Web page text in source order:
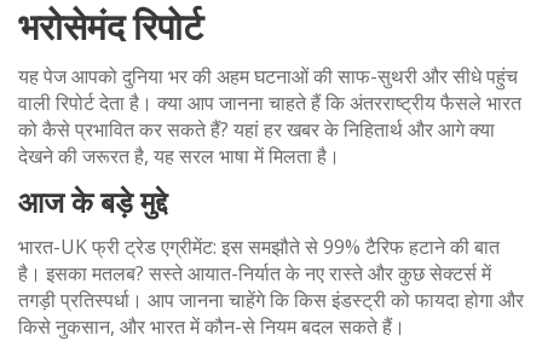
त
क
भरोसेमंद रिपोर्ट
यह पेज आपको दुनिया भर की अहम घटनाओं की साफ-सुथरी और सीधे पहुंच
वाली रिपोर्ट देता है। क्या आप जानना चाहते हैं कि अंतरराष्ट्रीय फैसले भारत
को कैसे प्रभावित कर सकते हैं? यहां हर खबर के निहितार्थ और आगे क्या
देखने की जरूरत है, यह सरल भाषा में मिलता है।
आज के बड़े मुद्दे
भारत-UK फ्री ट्रेड एग्रीमेंट: इस समझौते से 99% टैरिफ हटाने की बात
है। इसका मतलब? सस्ते आयात-निर्यात के नए रास्ते और कुछ सेक्टर्स में
तगड़ी प्रतिस्पर्धा। आप जानना चाहेंगे कि किस इंडस्ट्री को फायदा होगा और
किसे नुकसान, और भारत में कौन-से नियम बदल सकते हैं।